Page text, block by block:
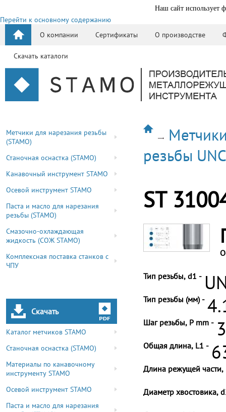
Наш сайт использует
Перейти к основному содержанию
О компании
Сертификаты О производстве
Скачать каталоги
Метчики для нарезания резьбы
(STAMO)
Станочная оснастка (STAMO)
Канавочный инструмент STAMO
Осевой инструмент STAMO
Паста и масло для нарезания
резьбы (STAMO)
Смазочно-охлаждающая
жидкость (СОЖ STAMO)
Комплексная поставка станков с
ЧПУ
Скачать
Каталог метчиков STAMO
Станочная оснастка (STAMO)
Материалы по канавочному
инструменту STAMO
Осевой инструмент STAMO
Паста и масло для нарезания
резьбы UNC
ST
Тип резьбы, d1 -
Тип резьбы (мм) -
Шаг резьбы, P mm -
Общая длина, L1 -
Длина режущей части,
Диаметр хвостовика,